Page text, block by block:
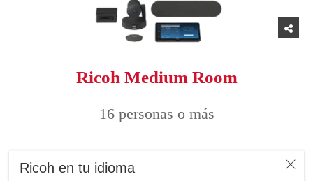
Ricoh en tu idioma
Experiencias de trabajo conectadas,
Ricoh Medium Room
16 personas o más